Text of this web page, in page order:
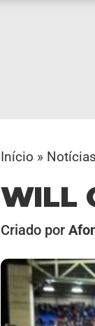
Início »
WILL
Criado por